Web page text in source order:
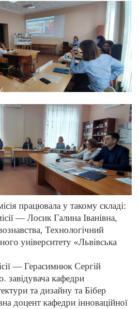
працювала у такому складі:
— Лосик Галина Іванівна,
Технологічний
університету «Львівська
— Герасимнюк Сергій
завідувача кафедри
та дизайну та Бібер
доцент кафедри інноваційної